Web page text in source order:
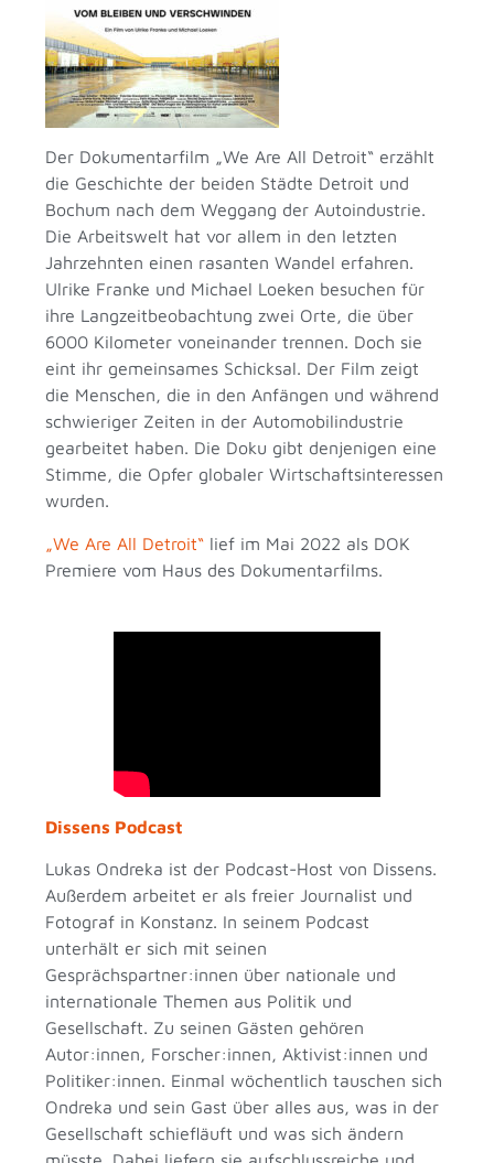
Der Dokumentarfilm „We Are All Detroit“ erzählt
die Geschichte der beiden Städte Detroit und
Bochum nach dem Weggang der Autoindustrie.
Die Arbeitswelt hat vor allem in den letzten
Jahrzehnten einen rasanten Wandel erfahren.
Ulrike Franke und Michael Loeken besuchen für
ihre Langzeitbeobachtung zwei Orte, die über
6000 Kilometer voneinander trennen. Doch sie
eint ihr gemeinsames Schicksal. Der Film zeigt
die Menschen, die in den Anfängen und während
schwieriger Zeiten in der Automobilindustrie
gearbeitet haben. Die Doku gibt denjenigen eine
Stimme, die Opfer globaler Wirtschaftsinteressen
wurden.
„We Are All Detroit“ lief im Mai 2022 als DOK
Premiere vom Haus des Dokumentarfilms.
Dissens Podcast
Lukas Ondreka ist der Podcast-Host von Dissens.
Außerdem arbeitet er als freier Journalist und
Fotograf in Konstanz. In seinem Podcast
unterhält er sich mit seinen
Gesprächspartner:innen über nationale und
internationale Themen aus Politik und
Gesellschaft. Zu seinen Gästen gehören
Autor:innen, Forscher:innen, Aktivist:innen und
Politiker:innen. Einmal wöchentlich tauschen sich
Ondreka und sein Gast über alles aus, was in der
Gesellschaft schiefläuft und was sich ändern